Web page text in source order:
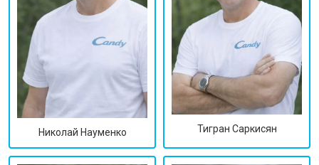
Николай Науменко Тигран Саркисян